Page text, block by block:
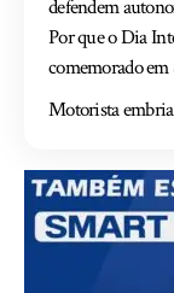
defendem
Por que o Dia
comemorado em
Motorista